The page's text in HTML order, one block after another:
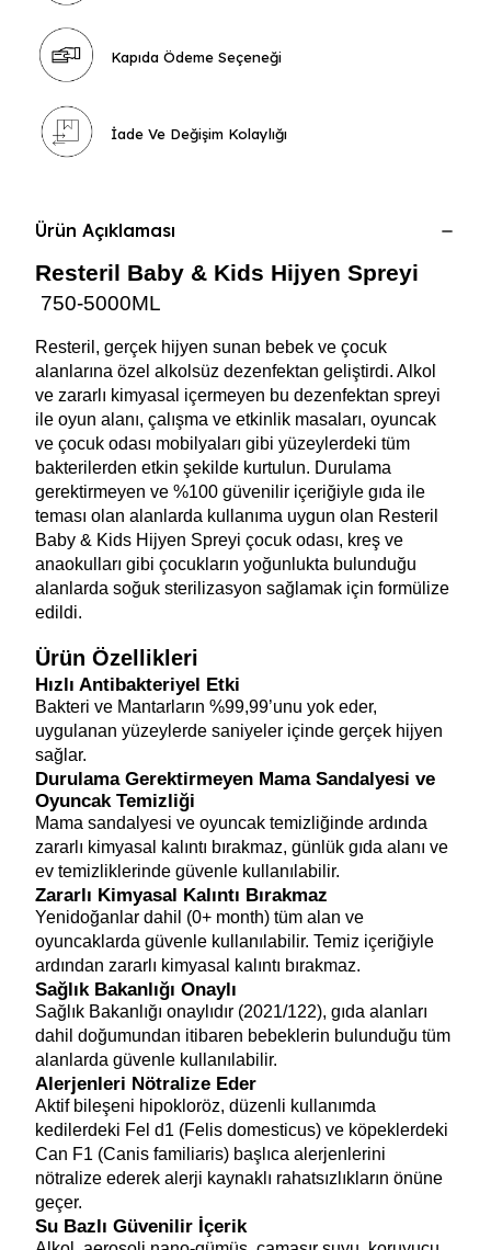
Kapıda Ödeme Seçeneği
İade Ve Değişim Kolaylığı
Ürün Açıklaması
750-5000ML
Resteril, gerçek hijyen sunan bebek ve çocuk
alanlarına özel alkolsüz dezenfektan geliştirdi. Alkol
ve zararlı kimyasal içermeyen bu dezenfektan spreyi
ile oyun alanı, çalışma ve etkinlik masaları, oyuncak
ve çocuk odası mobilyaları gibi yüzeylerdeki tüm
bakterilerden etkin şekilde kurtulun. Durulama
gerektirmeyen ve %100 güvenilir içeriğiyle gıda ile
teması olan alanlarda kullanıma uygun olan Resteril
Baby & Kids Hijyen Spreyi çocuk odası, kreş ve
anaokulları gibi çocukların yoğunlukta bulunduğu
alanlarda soğuk sterilizasyon sağlamak için formülize
edildi.
Ürün Özellikleri
Hızlı Antibakteriyel Etki
Bakteri ve Mantarların %99,99’unu yok eder,
uygulanan yüzeylerde saniyeler içinde gerçek hijyen
sağlar.
Durulama Gerektirmeyen Mama Sandalyesi ve
Oyuncak Temizliği
Mama sandalyesi ve oyuncak temizliğinde ardında
zararlı kimyasal kalıntı bırakmaz, günlük gıda alanı ve
ev temizliklerinde güvenle kullanılabilir.
Zararlı Kimyasal Kalıntı Bırakmaz
Yenidoğanlar dahil (0+ month) tüm alan ve
oyuncaklarda güvenle kullanılabilir. Temiz içeriğiyle
ardından zararlı kimyasal kalıntı bırakmaz.
Sağlık Bakanlığı Onaylı
Sağlık Bakanlığı onaylıdır (2021/122), gıda alanları
dahil doğumundan itibaren bebeklerin bulunduğu tüm
alanlarda güvenle kullanılabilir.
Alerjenleri Nötralize Eder
Aktif bileşeni hipokloröz, düzenli kullanımda
kedilerdeki Fel d1 (Felis domesticus) ve köpeklerdeki
Can F1 (Canis familiaris) başlıca alerjenlerini
nötralize ederek alerji kaynaklı rahatsızlıkların önüne
geçer.
Su Bazlı Güvenilir İçerik